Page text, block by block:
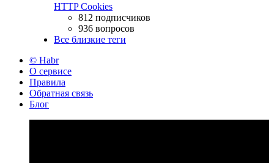
HTTP Cookies
812 подписчиков
936 вопросов
Все близкие теги
© Habr
О сервисе
Правила
Обратная связь
Блог